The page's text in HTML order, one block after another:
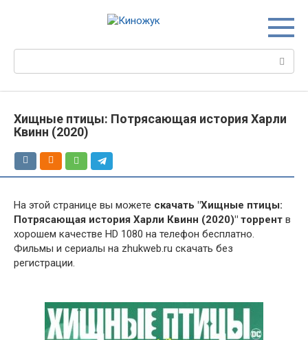
Хищные птицы: Потрясающая история Харли
Квинн (2020)
На этой странице вы можете скачать "Хищные птицы:
Потрясающая история Харли Квинн (2020)" торрент в
хорошем качестве HD 1080 на телефон бесплатно.
Фильмы и сериалы на zhukweb.ru скачать без
регистрации.